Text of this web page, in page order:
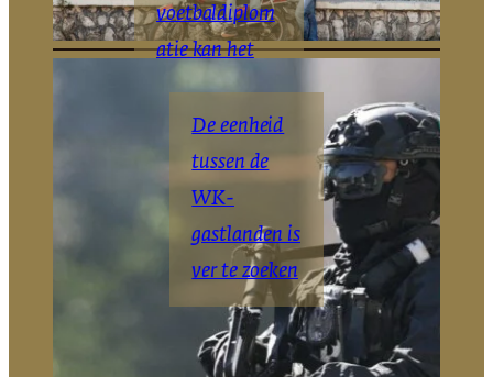
voetbaldiplom
atie kan het
daar blijven
The Haitian
Times
De eenheid
tussen de
WK-
gastlanden is
ver te zoeken